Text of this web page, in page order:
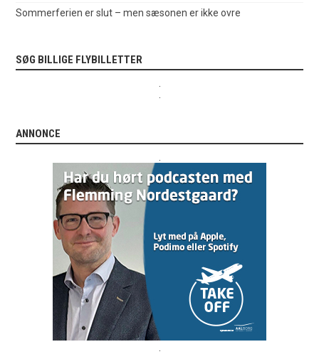
Sommerferien er slut – men sæsonen er ikke ovre
SØG BILLIGE FLYBILLETTER
ANNONCE